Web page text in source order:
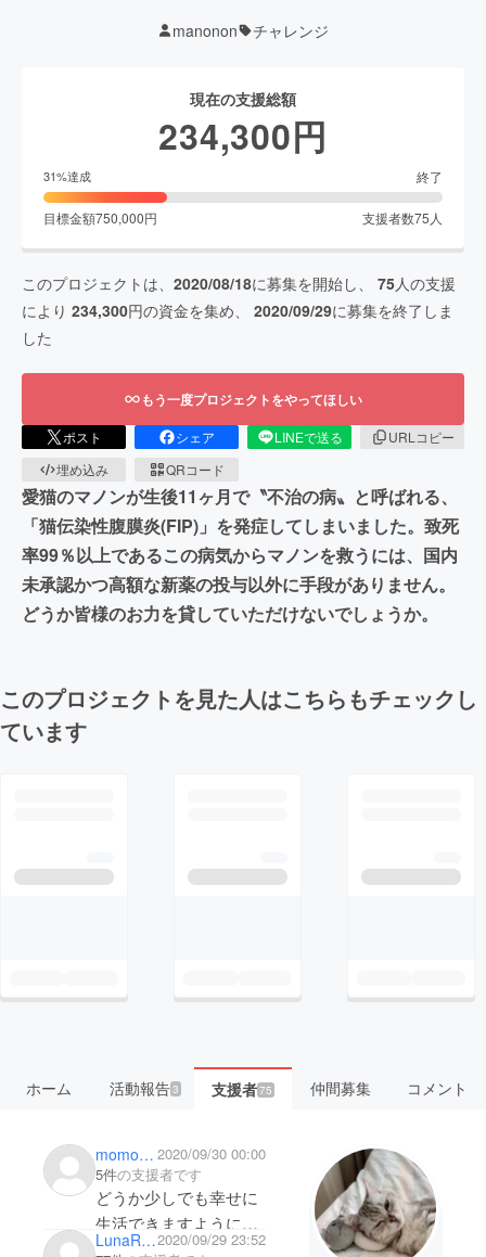
manonon チャレンジ
現在の支援総額
234,300円
31%達成 終了
目標金額750,000円 支援者数75 人
このプロジェクトは、 2020/08/18に募集を開始し、 75人の支援
により 234,300円の資金を集め、 2020/09/29に募集を終了しま
した
もう一度プロジェクトをやってほしい
ポスト シェア LINEで送る
URLコピー
埋め込み
QRコード
愛猫のマノンが生後11ヶ月で〝不治の病〟と呼ばれる、
「猫伝染性腹膜炎(FIP)」を発症してしまいました。致死
率99％以上であるこの病気からマノンを救うには、国内
未承認かつ高額な新薬の投与以外に手段がありません。
どうか皆様のお力を貸していただけないでしょうか。
このプロジェクトを見た人はこちらもチェックし
ています
ホーム 活動報告3 支援者75 仲間募集 コメント
momomotomomomo 2020/09/30 00:00
5件の支援者です
どうか少しでも幸せに
生活できますように★
応援しています！頑
LunaRibon2020/09/29 23:52